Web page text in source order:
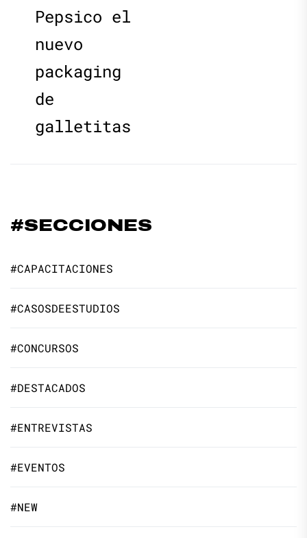
Pepsico el
nuevo
packaging
de
galletitas
#SECCIONES
#CAPACITACIONES
#CASOSDEESTUDIOS
#CONCURSOS
#DESTACADOS
#ENTREVISTAS
#EVENTOS
#NEW